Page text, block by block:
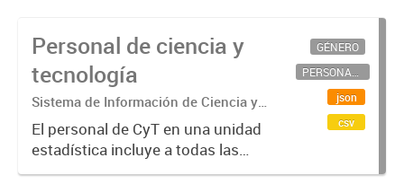
Personal de ciencia y
tecnología
Sistema de Información de Ciencia y
Tecnología Argentino (SICYTAR)
El personal de CyT en una unidad
estadística incluye a todas las
personas involucradas
GÉNERO
PERSONAL CIENTÍFICO-TECNOLÓGICO
json
csv